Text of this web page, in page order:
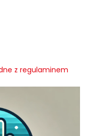
z regulaminem